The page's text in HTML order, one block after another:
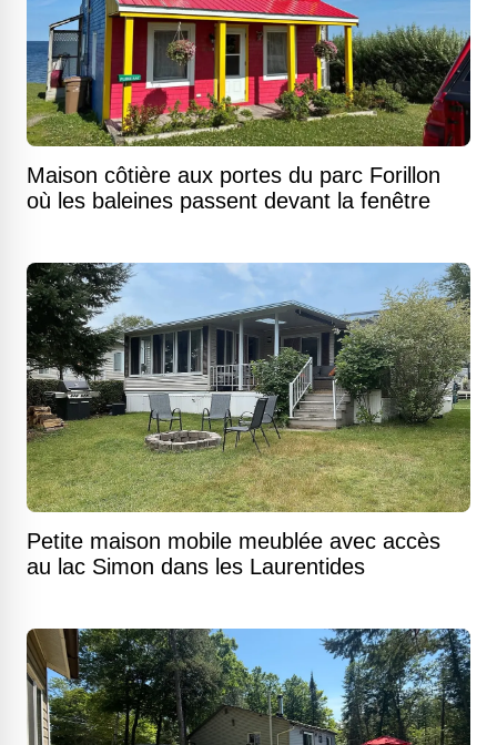
Maison côtière aux portes du parc Forillon
où les baleines passent devant la fenêtre
Petite maison mobile meublée avec accès
au lac Simon dans les Laurentides